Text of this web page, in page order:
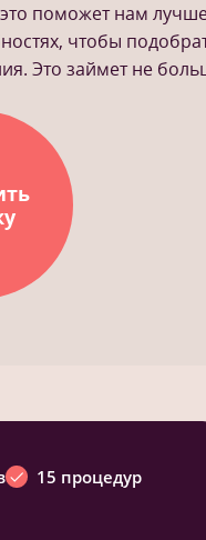
поможет нам
чтобы
Это займет не
15 процедур